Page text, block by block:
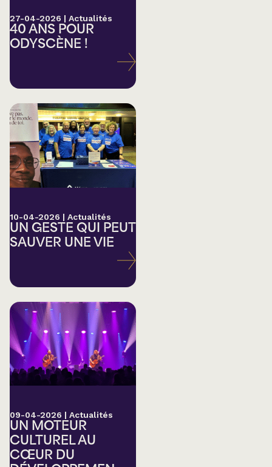
27-04-2026 | Actualités
40 ANS POUR
ODYSCÈNE !
10-04-2026 | Actualités
UN GESTE QUI PEUT
SAUVER UNE VIE
09-04-2026 | Actualités
UN MOTEUR
CULTUREL AU
CŒUR DU